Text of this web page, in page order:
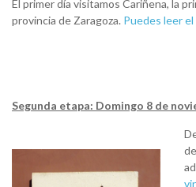
El primer día visitamos Cariñena, la
provincia de Zaragoza. Puedes leer
Segunda etapa: Domingo 8 de